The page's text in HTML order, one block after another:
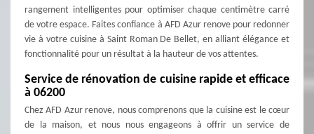
rangement intelligentes pour optimiser chaque centimètre carré
de votre espace. Faites confiance à AFD Azur renove pour redonner
vie à votre cuisine à Saint Roman De Bellet, en alliant élégance et
fonctionnalité pour un résultat à la hauteur de vos attentes.
Service de rénovation de cuisine rapide et efficace
à 06200
Chez AFD Azur renove, nous comprenons que la cuisine est le cœur
de la maison, et nous nous engageons à offrir un service de